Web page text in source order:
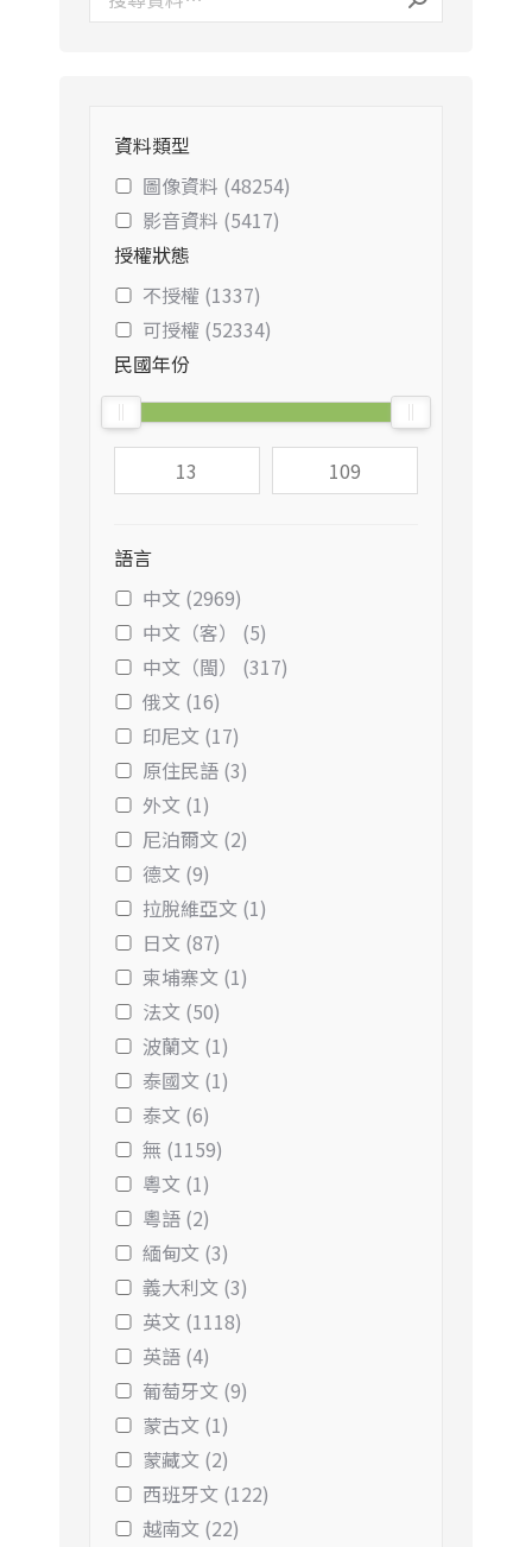
資料類型
圖像資料 (48254)
影音資料 (5417)
授權狀態
不授權 (1337)
可授權 (52334)
民國年份
語言
中文 (2969)
中文（客） (5)
中文（閩） (317)
俄文 (16)
印尼文 (17)
原住民語 (3)
外文 (1)
尼泊爾文 (2)
德文 (9)
拉脫維亞文 (1)
日文 (87)
柬埔寨文 (1)
法文 (50)
波蘭文 (1)
泰國文 (1)
泰文 (6)
無 (1159)
粵文 (1)
粵語 (2)
緬甸文 (3)
義大利文 (3)
英文 (1118)
英語 (4)
葡萄牙文 (9)
蒙古文 (1)
蒙藏文 (2)
西班牙文 (122)
越南文 (22)